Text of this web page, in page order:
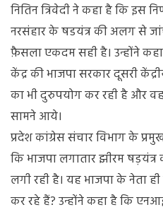
नितिन त्रिवेदी ने कहा है कि इस
नरसंहार के षडयंत्र की अलग से
फ़ैसला एकदम सही है। उन्होंने
केंद्र की भाजपा सरकार दूसरी
का भी दुरुपयोग कर रही है और
सामने आये।
प्रदेश कांग्रेस संचार विभाग के
कि भाजपा लगातार झीरम षड़यंत्र
लगी रही है। यह भाजपा के नेता
कर रहे हैं? उन्होंने कहा है कि